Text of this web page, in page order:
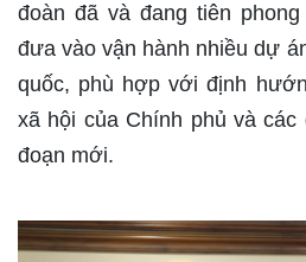
đoàn đã và đang tiên
đưa vào vận hành nhiều dự
quốc, phù hợp với định
xã hội của Chính phủ và
đoạn mới.